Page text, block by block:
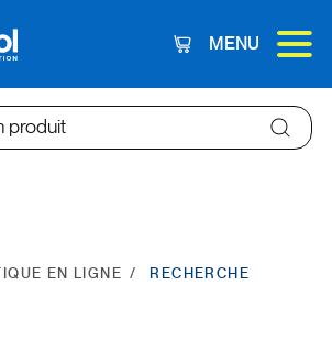
Panier
MENU
produit
EN LIGNE RECHERCHE